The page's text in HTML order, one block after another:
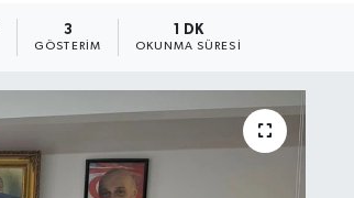
3
GÖSTERIM
1 DK
OKUNMA SÜRESI